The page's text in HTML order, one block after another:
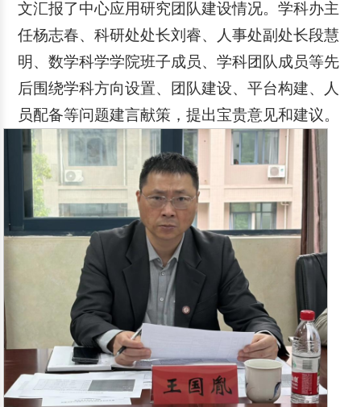
文汇报了中心应用研究团队建设情况。学科办主
任杨志春、科研处处长刘睿、人事处副处长段慧
明、数学科学学院班子成员、学科团队成员等先
后围绕学科方向设置、团队建设、平台构建、人
员配备等问题建言献策，提出宝贵意见和建议。